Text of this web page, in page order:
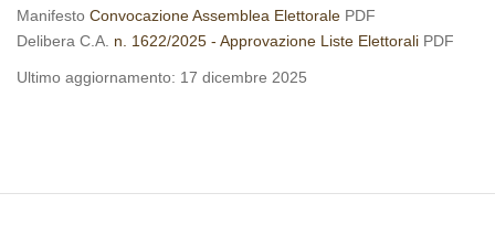
Manifesto Convocazione Assemblea Elettorale PDF
Delibera C.A. n. 1622/2025 - Approvazione Liste Elettorali PDF
Ultimo aggiornamento: 17 dicembre 2025